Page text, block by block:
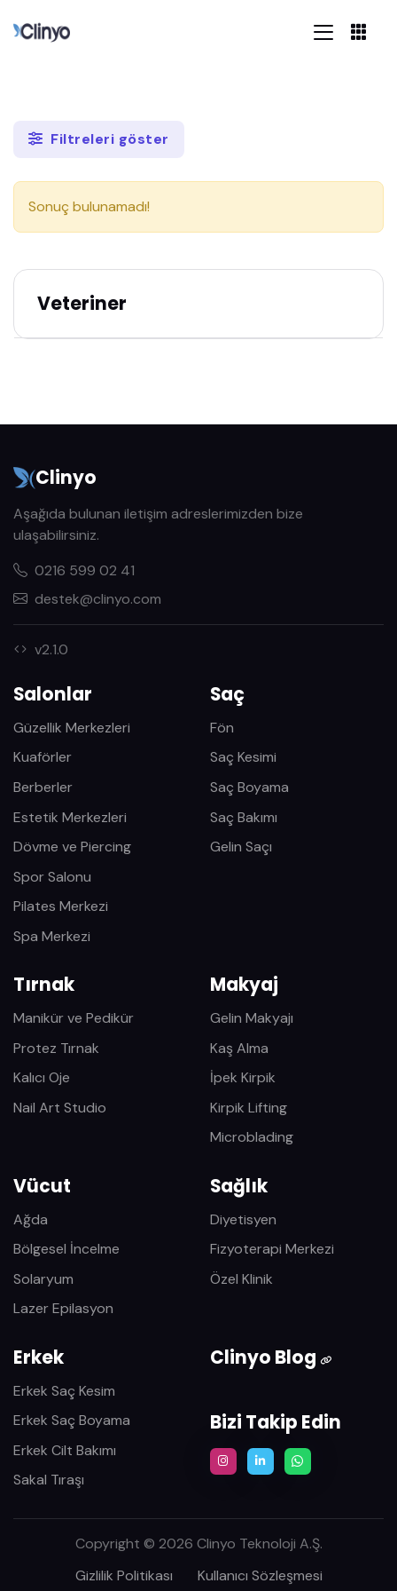
Filtreleri göster
Sonuç bulunamadı!
Veteriner
Clinyo
Aşağıda bulunan iletişim adreslerimizden bize
ulaşabilirsiniz.
0216 599 02 41
destek@clinyo.com
v2.1.0
Salonlar
Güzellik Merkezleri
Kuaförler
Berberler
Estetik Merkezleri
Dövme ve Piercing
Spor Salonu
Pilates Merkezi
Spa Merkezi
Saç
Fön
Saç Kesimi
Saç Boyama
Saç Bakımı
Gelin Saçı
Tırnak
Manikür ve Pedikür
Protez Tırnak
Kalıcı Oje
Nail Art Studio
Makyaj
Gelin Makyajı
Kaş Alma
İpek Kirpik
Kirpik Lifting
Microblading
Vücut
Ağda
Bölgesel İncelme
Solaryum
Lazer Epilasyon
Sağlık
Diyetisyen
Fizyoterapi Merkezi
Özel Klinik
Erkek
Erkek Saç Kesim
Erkek Saç Boyama
Erkek Cilt Bakımı
Sakal Tıraşı
Clinyo Blog
Bizi Takip Edin
Copyright © 2026 Clinyo Teknoloji A.Ş.
Gizlilik Politikası
Kullanıcı Sözleşmesi